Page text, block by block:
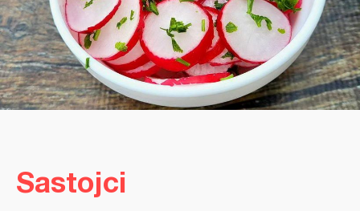
Sastojci